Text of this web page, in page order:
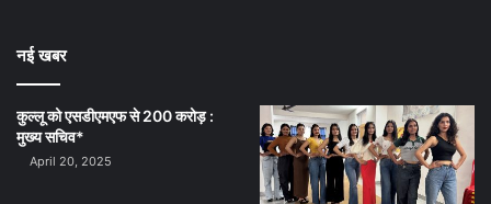
नई खबर
कुल्लू को एसडीएमएफ से 200 करोड़ :
मुख्य सचिव*
April 20, 2025